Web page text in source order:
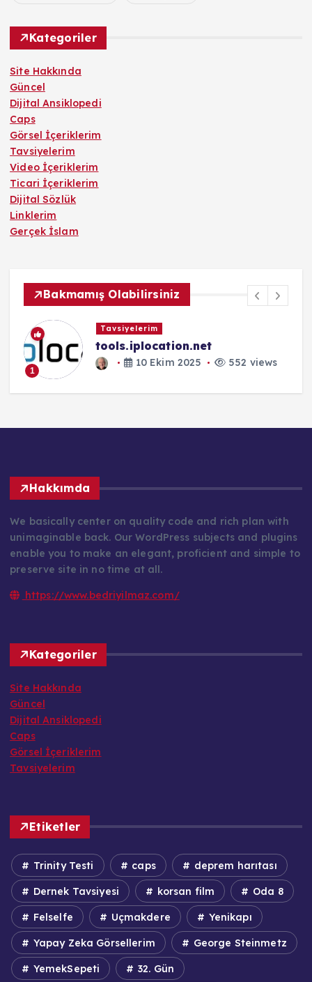
Kategoriler
Site Hakkında
Güncel
Dijital Ansiklopedi
Caps
Görsel İçeriklerim
Tavsiyelerim
Video İçeriklerim
Ticari İçeriklerim
Dijital Sözlük
Linklerim
Gerçek İslam
Bakmamış Olabilirsiniz
1
Tavsiyelerim
tools.iplocation.net
10 Ekim 2025 552 views
Hakkımda
We basically center on quality code and rich plan with
unimaginable back. Our WordPress subjects and plugins
enable you to make an elegant, proficient and simple to
preserve site in no time at all.
https://www.bedriyilmaz.com/
Kategoriler
Site Hakkında
Güncel
Dijital Ansiklopedi
Caps
Görsel İçeriklerim
Tavsiyelerim
Etiketler
Trinity Testi caps deprem harıtası
Dernek Tavsiyesi korsan film Oda 8
Felselfe Uçmakdere Yenikapı
Yapay Zeka Görsellerim George Steinmetz
YemekSepeti 32. Gün